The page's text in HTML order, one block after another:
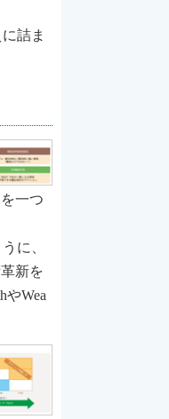
詰ま
一つ
に、
新を
Wea